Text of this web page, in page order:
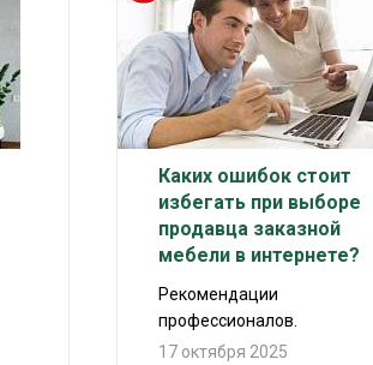
Каких ошибок стоит
избегать при выборе
продавца заказной
мебели в интернете?
Рекомендации
профессионалов.
17 октября 2025